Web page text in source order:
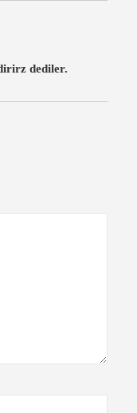
dediler.